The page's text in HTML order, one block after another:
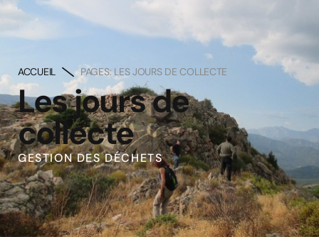
ACCUEIL PAGES: LES JOURS DE COLLECTE
Les jours de
collecte
GESTION DES DÉCHETS